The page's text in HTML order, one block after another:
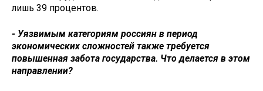
лишь 39 процентов.
- Уязвимым категориям россиян в период
экономических сложностей также требуется
повышенная забота государства. Что делается в этом
направлении?